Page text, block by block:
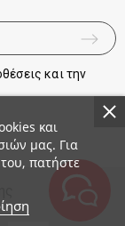
και την
και
μας. Για
πατήστε